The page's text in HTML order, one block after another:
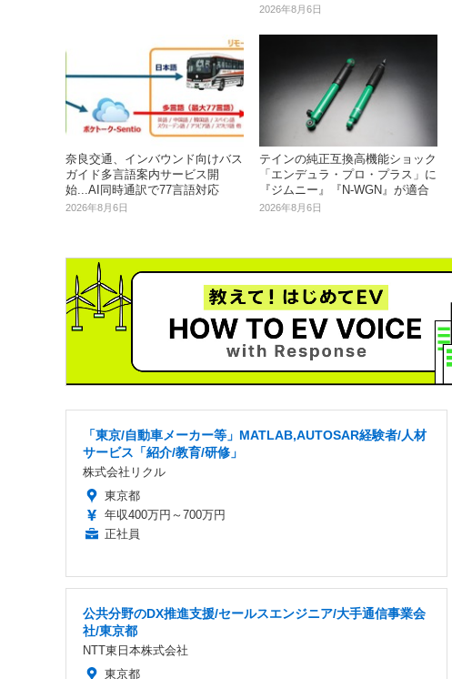
2026年8月6日
奈良交通、インバウンド向けバス
ガイド多言語案内サービス開
始...AI同時通訳で77言語対応
2026年8月6日
テインの純正互換高機能ショック
「エンデュラ・プロ・プラス」に
『ジムニー』『N-WGN』が適合
2026年8月6日
「東京/自動車メーカー等」MATLAB,AUTOSAR経験者/人材
サービス「紹介/教育/研修」
株式会社リクル
東京都
年収400万円～700万円
正社員
公共分野のDX推進支援/セールスエンジニア/大手通信事業会
社/東京都
NTT東日本株式会社
東京都